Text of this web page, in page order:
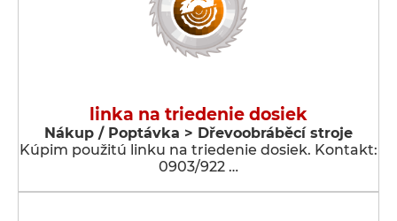
linka na triedenie dosiek
Nákup / Poptávka > Dřevoobráběcí stroje
Kúpim použitú linku na triedenie dosiek. Kontakt:
0903/922 …